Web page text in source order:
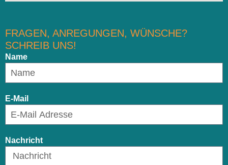
FRAGEN, ANREGUNGEN, WÜNSCHE?
SCHREIB UNS!
Name
E-Mail
Nachricht